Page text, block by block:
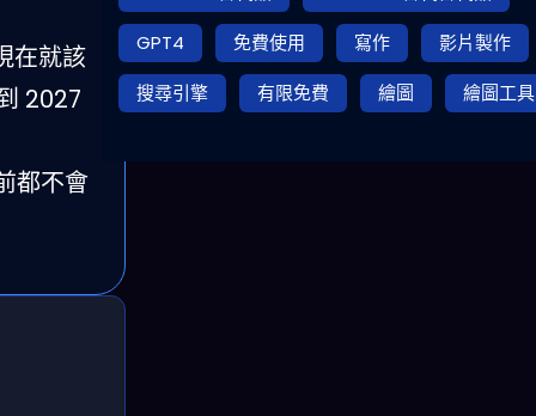
在就該
2027
都不會
GPT4
免費使用 寫作
影片製作
搜尋引擎
有限免費 繪圖 繪圖工具